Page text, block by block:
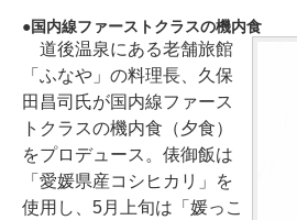
国内線ファーストクラスの機内食
道後温泉にある老舗旅館
「ふなや」の料理長、久保
田昌司氏が国内線ファース
トクラスの機内食（夕食）
をプロデュース。俵御飯は
「愛媛県産コシヒカリ」を
使用し、5月上旬は「媛っこ